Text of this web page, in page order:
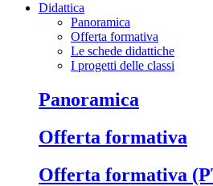
Didattica
Panoramica
Offerta formativa
Le schede didattiche
I progetti delle classi
Panoramica
Offerta formativa
Offerta formativa